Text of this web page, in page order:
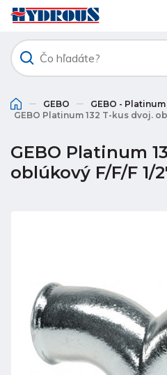
GEBO
GEBO - Platinum
GEBO Platinum 132 T-kus dvoj.
GEBO Platinum
oblúkový F/F/F 1/